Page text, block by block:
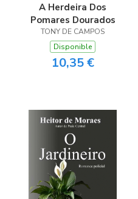
A Herdeira Dos
Pomares Dourados
TONY DE CAMPOS
Disponible
10,35 €